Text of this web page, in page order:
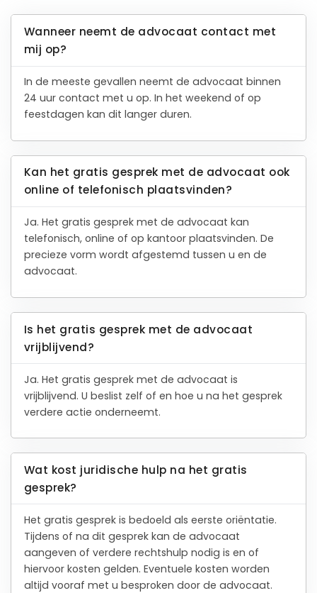
Wanneer neemt de advocaat contact met
mij op?
In de meeste gevallen neemt de advocaat binnen
24 uur contact met u op. In het weekend of op
feestdagen kan dit langer duren.
Kan het gratis gesprek met de advocaat ook
online of telefonisch plaatsvinden?
Ja. Het gratis gesprek met de advocaat kan
telefonisch, online of op kantoor plaatsvinden. De
precieze vorm wordt afgestemd tussen u en de
advocaat.
Is het gratis gesprek met de advocaat
vrijblijvend?
Ja. Het gratis gesprek met de advocaat is
vrijblijvend. U beslist zelf of en hoe u na het gesprek
verdere actie onderneemt.
Wat kost juridische hulp na het gratis
gesprek?
Het gratis gesprek is bedoeld als eerste oriëntatie.
Tijdens of na dit gesprek kan de advocaat
aangeven of verdere rechtshulp nodig is en of
hiervoor kosten gelden. Eventuele kosten worden
altijd vooraf met u besproken door de advocaat.